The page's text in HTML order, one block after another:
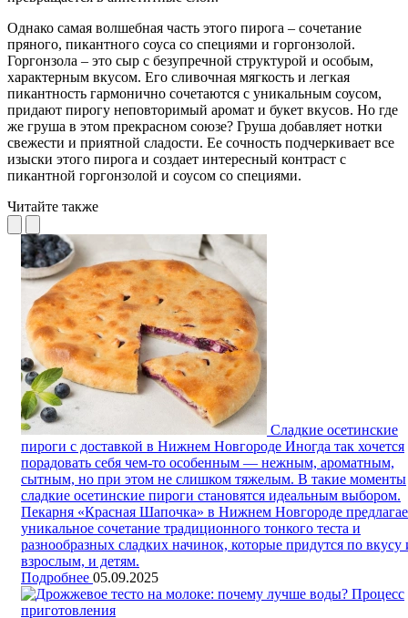
Однако самая волшебная часть этого пирога – сочетание
пряного, пикантного соуса со специями и горгонзолой.
Горгонзола – это сыр с безупречной структурой и особым,
характерным вкусом. Его сливочная мягкость и легкая
пикантность гармонично сочетаются с уникальным соусом,
придают пирогу неповторимый аромат и букет вкусов. Но где
же груша в этом прекрасном союзе? Груша добавляет нотки
свежести и приятной сладости. Ее сочность подчеркивает все
изыски этого пирога и создает интересный контраст с
пикантной горгонзолой и соусом со специями.
Читайте также
Сладкие осетинские
пироги с доставкой в Нижнем Новгороде Иногда так хочется
порадовать себя чем-то особенным — нежным, ароматным,
сытным, но при этом не слишком тяжелым. В такие моменты
сладкие осетинские пироги становятся идеальным выбором.
Пекарня «Красная Шапочка» в Нижнем Новгороде
уникальное сочетание традиционного тонкого теста и
разнообразных сладких начинок, которые придутся по вкусу
взрослым, и детям.
Подробнее 05.09.2025